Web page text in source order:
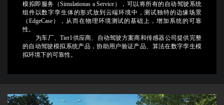
模拟即服务（Simulationas a Service），可以将所有的自动驾驶系统
组件以数字孪生体的形式放到云端环境中，测试独特的边缘场景
（EdgeCase），从而在物理环境测试的基础上，增加系统的可靠
性。
为车厂、Tier1供应商、自动驾驶方案商和传感器公司提供完整
的自动驾驶模拟系统产品，协助用户验证产品、算法在数字孪生模
拟环境下的可靠性。